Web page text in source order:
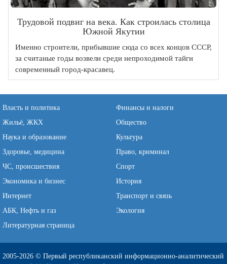
Трудовой подвиг на века. Как строилась столица
Южной Якутии
Именно строители, прибывшие сюда со всех концов СССР,
за считаные годы возвели среди непроходимой тайги
современный город-красавец.
Власть и политика
Финансы и налоги
Жильё, ЖКХ
Общество
Наука и образование
Культура
Здоровье, медицина
Право, криминал
ЧС, происшествия
Спорт
Экономика и бизнес
История
Интернет
Транспорт и связь
АБК, Нефть и газ
Экология
Литературная страница
2005-2026 © Первый республиканский информационно-аналитический